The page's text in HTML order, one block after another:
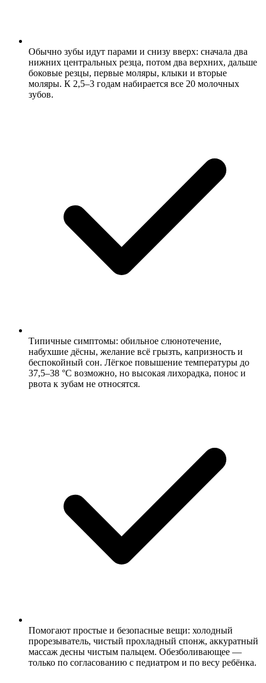
Обычно зубы идут парами и снизу вверх: сначала два
нижних центральных резца, потом два верхних, дальше
боковые резцы, первые моляры, клыки и вторые
моляры. К 2,5–3 годам набирается все 20 молочных
зубов.
Типичные симптомы: обильное слюнотечение,
набухшие дёсны, желание всё грызть, капризность и
беспокойный сон. Лёгкое повышение температуры до
37,5–38 °C возможно, но высокая лихорадка, понос и
рвота к зубам не относятся.
Помогают простые и безопасные вещи: холодный
прорезыватель, чистый прохладный спонж, аккуратный
массаж десны чистым пальцем. Обезболивающее —
только по согласованию с педиатром и по весу ребёнка.